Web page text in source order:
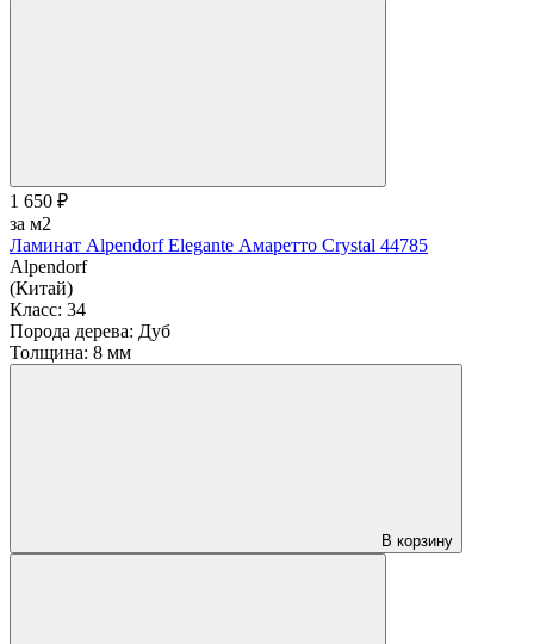
1 650 ₽
за м2
Ламинат Alpendorf Elegante Амаретто Crystal 44785
Alpendorf
(Китай)
Класс: 34
Порода дерева: Дуб
Толщина: 8 мм
В корзину